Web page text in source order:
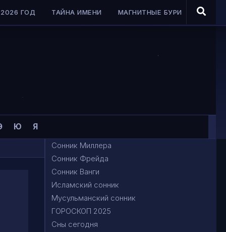
ГОД ТАЙНА ИМЕНИ МАГНИТНЫЕ БУРИ
Ю Я
Сонник Миллера
Сонник Фрейда
Сонник Ванги
Исламский сонник
Мусульманский сонник
ГОРОСКОП 2025
Сны сегодня